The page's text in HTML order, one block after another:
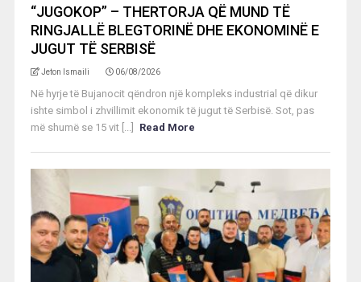
“JUGOKOP” – THERTORJA QË MUND TË
RINGJALLË BLEGTORINË DHE EKONOMINË E
JUGUT TË SERBISË
Jeton Ismaili 06/08/2026
Në hyrje të Bujanocit qëndron një kompleks industrial që dikur
ishte simbol i zhvillimit ekonomik të jugut të Serbisë. Sot, pas
më shumë se 15 vit [...]
Read More